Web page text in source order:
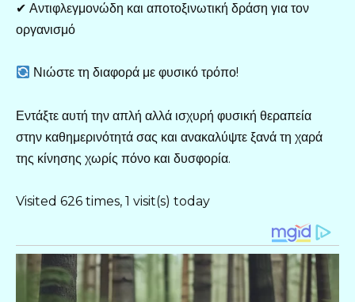
✔ Αντιφλεγμονώδη και αποτοξινωτική δράση για τον
οργανισμό
Νιώστε τη διαφορά με φυσικό τρόπο!
Εντάξτε αυτή την απλή αλλά ισχυρή φυσική θεραπεία
στην καθημερινότητά σας και ανακαλύψτε ξανά τη χαρά
της κίνησης χωρίς πόνο και δυσφορία.
Visited 626 times, 1 visit(s) today